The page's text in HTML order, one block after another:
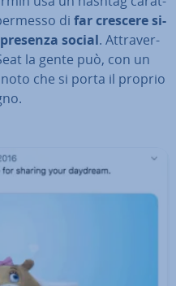
di far crescere si­
social. At­tra­ver­
la gente può, con un
che si porta il proprio